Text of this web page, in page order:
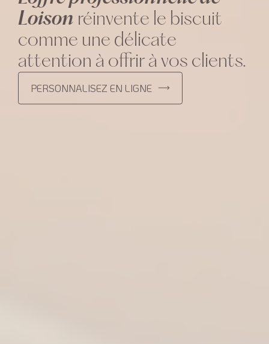
Loison réinvente le biscuit
comme une délicate
attention à offrir à vos clients.
PERSONNALISEZ EN LIGNE